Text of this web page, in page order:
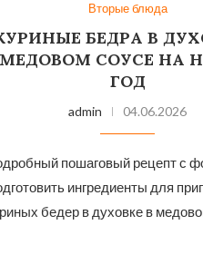
Вторые блюда
БЕДРА В
МЕДОВОМ СОУСЕ НА
ГОД
admin 04.06.2026
пошаговый рецепт с
ингредиенты для
бедер в духовке в